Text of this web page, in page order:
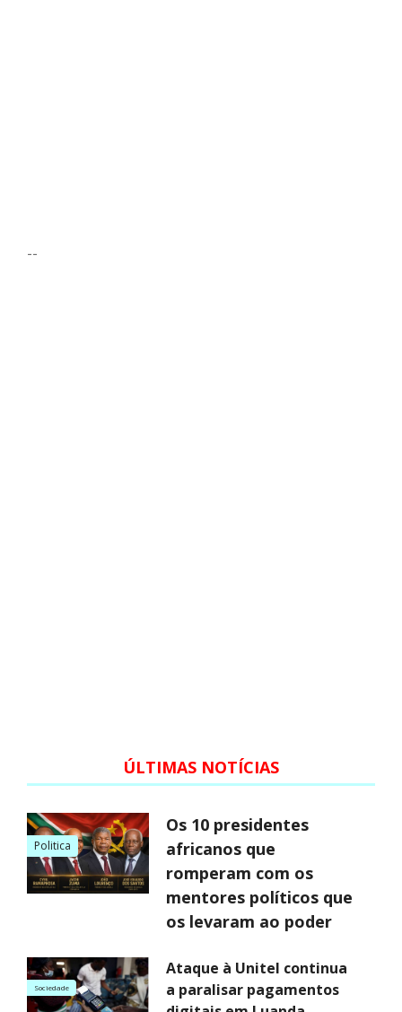
--
ÚLTIMAS NOTÍCIAS
Politica
Os 10 presidentes
africanos que
romperam com os
mentores políticos que
os levaram ao poder
Sociedade
Ataque à Unitel continua
a paralisar pagamentos